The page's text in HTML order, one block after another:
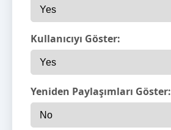
Kullanıcıyı Göster:
Yeniden Paylaşımları Göster: